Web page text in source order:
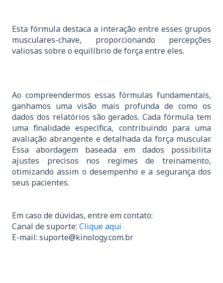
Esta fórmula destaca a interação entre esses grupos
musculares-chave, proporcionando percepções
valiosas sobre o equilíbrio de força entre eles.
Ao compreendermos essas fórmulas fundamentais,
ganhamos uma visão mais profunda de como os
dados dos relatórios são gerados. Cada fórmula tem
uma finalidade específica, contribuindo para uma
avaliação abrangente e detalhada da força muscular.
Essa abordagem baseada em dados possibilita
ajustes precisos nos regimes de treinamento,
otimizando assim o desempenho e a segurança dos
seus pacientes.
Em caso de dúvidas, entre em contato:
Canal de suporte: Clique aqui
E-mail: suporte@kinology.com.br